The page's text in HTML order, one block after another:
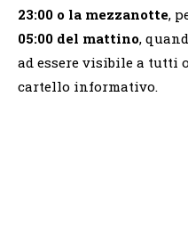
23:00 o la mezzanotte,
05:00 del mattino,
ad essere visibile a tutti
cartello informativo.